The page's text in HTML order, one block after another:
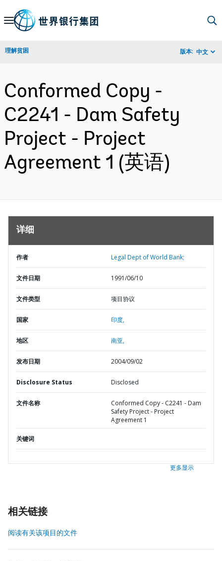
Skip
Navigation
理解贫困 版本: 中文
Conformed Copy -
C2241 - Dam Safety
Project - Project
Agreement 1 (英语)
详细
作者 Legal Dept of World Bank;
文件日期 1991/06/10
文件类型 项目协议
国家 印度,
地区 南亚,
发布日期 2004/09/02
Disclosure Status Disclosed
文件名称
Conformed Copy - C2241 - Dam
Safety Project - Project
Agreement 1
关键词
更多显示
相关链接
阅读有关该项目的文件